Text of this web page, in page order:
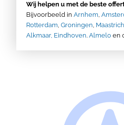
Wij helpen u met de beste
Bijvoorbeeld in Arnhem,
Rotterdam, Groningen,
Alkmaar, Eindhoven. Almelo en